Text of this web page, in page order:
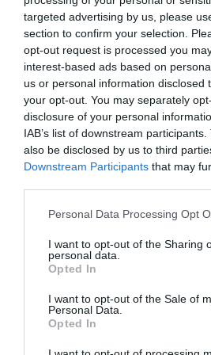
targeted advertising by us, please
section to confirm your selection.
opt-out request is processed you
interest-based ads based on
us or personal information disclosed
your opt-out. You may separately
disclosure of your personal
IAB’s list of downstream
also be disclosed by us to third
Downstream Participants that may
Personal Data Processing Opt
I want to opt-out of the Sharing
personal data.
Opted In
I want to opt-out of the Sale of
Personal Data.
Opted In
I és que és difícil pensar que
d'una impressora en 3D o una
la idea seria oferir a la
fabricació digital dels quals
també s'ensenyi com
de les missions dels FabLabs.
Una revolució
conseqüències
de feina
i l'explosió dels robots en la
destrucció de llocs de treball i
determinades feines